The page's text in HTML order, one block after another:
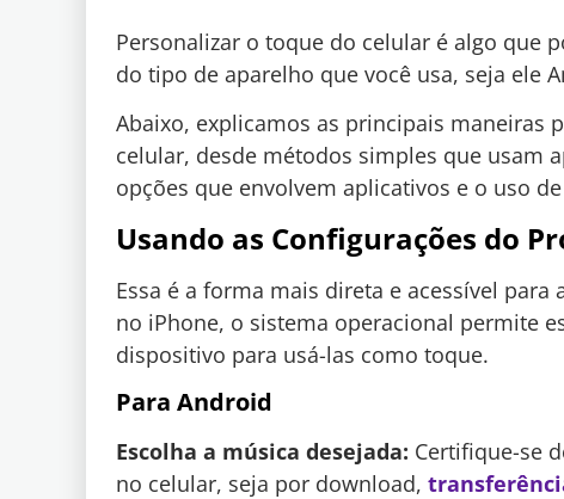
Personalizar o toque do celular é algo que
do tipo de aparelho que você usa, seja ele
Abaixo, explicamos as principais maneiras
celular, desde métodos simples que usam
opções que envolvem aplicativos e o uso
Usando as Configurações do
Essa é a forma mais direta e acessível
no iPhone, o sistema operacional permite
dispositivo para usá-las como toque.
Para Android
Escolha a música desejada: Certifique-se
no celular, seja por download,